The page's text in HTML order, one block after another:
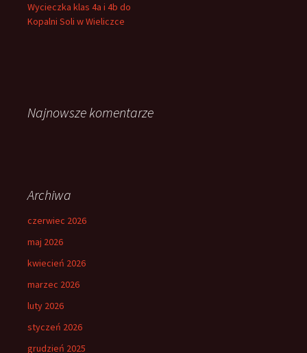
Wycieczka klas 4a i 4b do
Kopalni Soli w Wieliczce
Najnowsze komentarze
Archiwa
czerwiec 2026
maj 2026
kwiecień 2026
marzec 2026
luty 2026
styczeń 2026
grudzień 2025